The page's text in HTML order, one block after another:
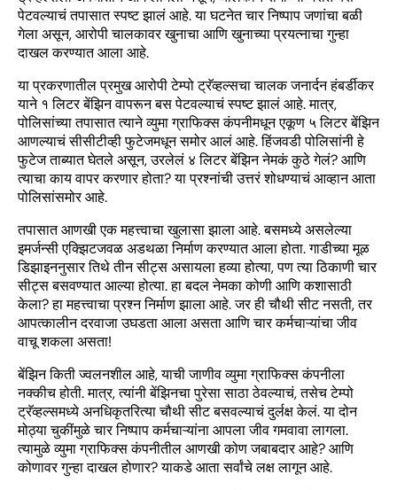
पेटवल्याचं तपासात स्पष्ट झालं आहे. या घटनेत चार निष्पाप जणांचा बळी
गेला असून, आरोपी चालकावर खुनाचा आणि खुनाच्या प्रयत्नाचा गुन्हा
दाखल करण्यात आला आहे.
या प्रकरणातील प्रमुख आरोपी टेम्पो ट्रॅव्हल्सचा चालक जनार्दन हंबर्डीकर
याने १ लिटर बेंझिन वापरून बस पेटवल्याचं स्पष्ट झालं आहे. मात्र,
पोलिसांच्या तपासात त्याने व्युमा ग्राफिक्स कंपनीमधून एकूण ५ लिटर बेंझिन
आणल्याचं सीसीटीव्ही फुटेजमधून समोर आलं आहे. हिंजवडी पोलिसांनी हे
फुटेज ताब्यात घेतले असून, उरलेलं ४ लिटर बेंझिन नेमकं कुठे गेलं? आणि
त्याचा काय वापर करणार होता? या प्रश्नांची उत्तरं शोधण्याचं आव्हान आता
पोलिसांसमोर आहे.
तपासात आणखी एक महत्त्वाचा खुलासा झाला आहे. बसमध्ये असलेल्या
इमर्जन्सी एक्झिटजवळ अडथळा निर्माण करण्यात आला होता. गाडीच्या मूळ
डिझाइननुसार तिथे तीन सीट्स असायला हव्या होत्या, पण त्या ठिकाणी चार
सीट्स बसवण्यात आल्या होत्या. हा बदल नेमका कोणी आणि कशासाठी
केला? हा महत्त्वाचा प्रश्न निर्माण झाला आहे. जर ही चौथी सीट नसती, तर
आपत्कालीन दरवाजा उघडता आला असता आणि चार कर्मचाऱ्यांचा जीव
वाचू शकला असता!
बेंझिन किती ज्वलनशील आहे, याची जाणीव व्युमा ग्राफिक्स कंपनीला
नक्कीच होती. मात्र, त्यांनी बेंझिनचा पुरेसा साठा ठेवल्याचं, तसेच टेम्पो
ट्रॅव्हल्समध्ये अनधिकृतरित्या चौथी सीट बसवल्याचं दुर्लक्ष केलं. या दोन
मोठ्या चुकींमुळे चार निष्पाप कर्मचाऱ्यांना आपला जीव गमवावा लागला.
त्यामुळे व्युमा ग्राफिक्स कंपनीतील आणखी कोण जबाबदार आहे? आणि
कोणावर गुन्हा दाखल होणार? याकडे आता सर्वांचे लक्ष लागून आहे.